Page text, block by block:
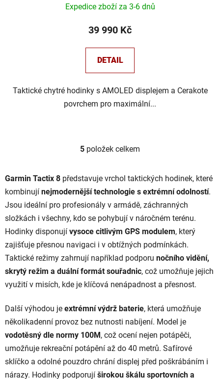
Expedice zboží za 3-6 dnů
39 990 Kč
DETAIL
Taktické chytré hodinky s AMOLED displejem a Cerakote
povrchem pro maximální...
O
l
d
a
c
í
p
r
v
k
y
ý
i
s
u
5 položek celkem
Garmin Tactix 8 představuje vrchol taktických hodinek, které
kombinují nejmodernější technologie s extrémní odolností.
Jsou ideální pro profesionály v armádě, záchranných
složkách i všechny, kdo se pohybují v náročném terénu.
Hodinky disponují vysoce citlivým GPS modulem, který
zajišťuje přesnou navigaci i v obtížných podmínkách.
Taktické režimy zahrnují například podporu nočního vidění,
skrytý režim a duální formát souřadnic, což umožňuje jejich
využití v misích, kde je klíčová nenápadnost a přesnost.
Další výhodou je extrémní výdrž baterie, která umožňuje
několikadenní provoz bez nutnosti nabíjení. Model je
vodotěsný dle normy 100M , což ocení nejen potápěči,
umožňuje rekreační potápění až do 40 metrů. Safírové
sklíčko a odolné pouzdro chrání displej před poškrábáním i
nárazy. Hodinky podporují širokou škálu sportovních a